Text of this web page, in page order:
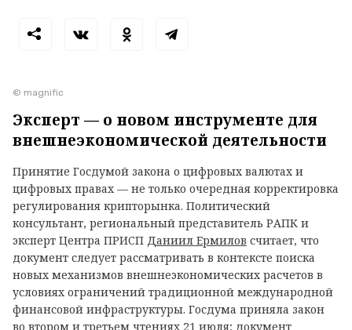
© magnific
Эксперт — о новом инструменте для
внешнеэкономической деятельности
Принятие Госдумой закона о цифровых валютах и
цифровых правах — не только очередная корректировка
регулирования крипторынка. Политический
консультант, региональный представитель РАПК и
эксперт Центра ПРИСП Даниил Ермилов считает, что
документ следует рассматривать в контексте поиска
новых механизмов внешнеэкономических расчетов в
условиях ограничений традиционной международной
финансовой инфраструктуры. Госдума приняла закон
во втором и третьем чтениях 21 июля; документ